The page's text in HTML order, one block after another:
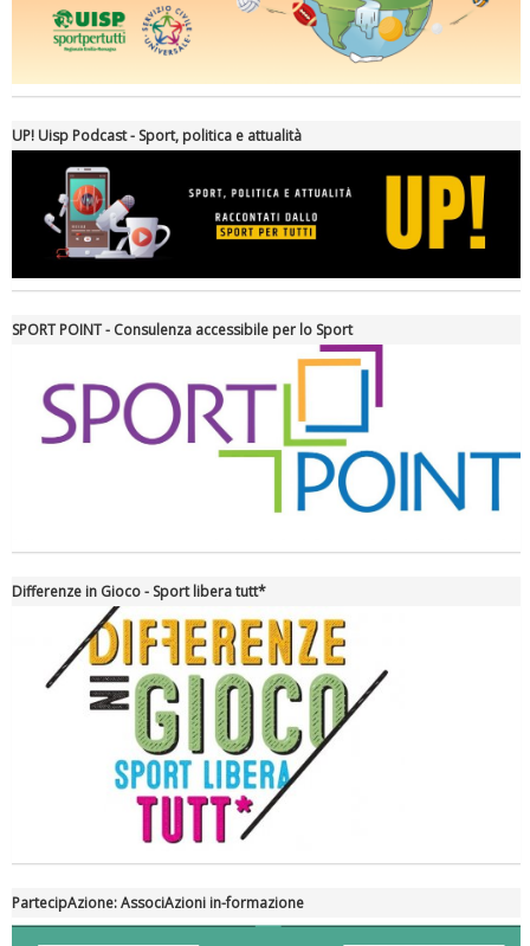
Ddl Lobby, Uisp: “Il Parlamento valorizzi le nostre specificità"
La formazione Uisp rallenta ma prosegue anche in estate
Tiziano Pesce nel Cda di Fondazione Terzjus: prima riunione a
UP! Uisp Podcast - Sport, politica e attualità
SPORT POINT - Consulenza accessibile per lo Sport
Differenze in Gioco - Sport libera tutt*
PartecipAzione: AssociAzioni in-formazione